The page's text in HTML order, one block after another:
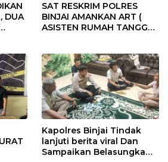
DUA
SAT RESKRIM POLRES
BINJAI AMANKAN ART (
ASISTEN RUMAH TANGGA )
Kapolres Binjai Tindak
lanjuti berita viral Dan
Sampaikan Belasungkawa